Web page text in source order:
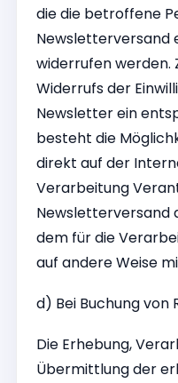
die die betroffene
Newsletterversand
widerrufen werden.
Widerrufs der
Newsletter ein
besteht die
direkt auf der
Verarbeitung
Newsletterversand
dem für die
auf andere Weise
d) Bei Buchung von
Die Erhebung,
Übermittlung der